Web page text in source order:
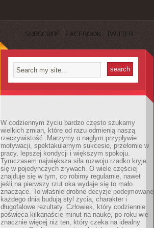
SUBSCRIBE FACEBOOK TWITTER
W codziennym życiu bardzo często szukamy
wielkich zmian, które od razu odmienią naszą
rzeczywistość. Marzymy o nagłym przypływie
motywacji, spektakularnym sukcesie, przełomie w
pracy, lepszej kondycji i większym spokoju.
Tymczasem największa siła rozwoju rzadko kryje
się w pojedynczych zrywach. O wiele częściej
znajduje się w tym, co robimy regularnie, nawet
jeśli na pierwszy rzut oka wydaje się to mało
znaczące. To właśnie drobne decyzje podejmowane
każdego dnia budują styl życia, charakter i
długofalowe rezultaty. Człowiek, który codziennie
poświęca kilkanaście minut na naukę, po roku wie
znacznie więcej niż ten, który czeka na idealny